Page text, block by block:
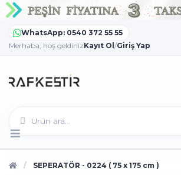
WhatsApp: 0540 372 55 55
Merhaba, hoş geldinizKayıt Ol /Giriş Yap
SEPERATÖR - 0224 ( 75 x 175 cm )